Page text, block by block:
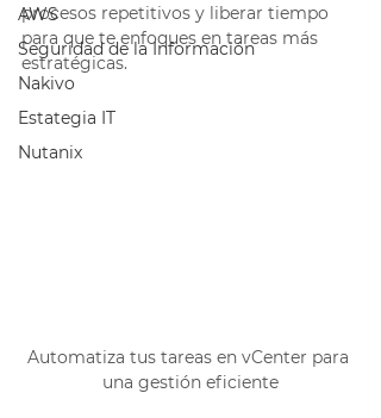
AWS
Seguridad de la Información
Nakivo
Estategia IT
Nutanix
procesos repetitivos y liberar tiempo
para que te enfoques en tareas más
estratégicas.
Automatiza tus tareas en vCenter para
una gestión eficiente